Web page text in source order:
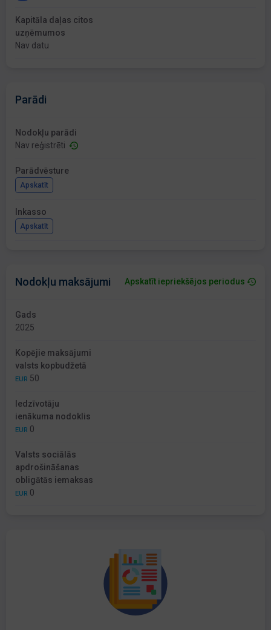
Kapitāla daļas citos
uzņēmumos
Nav datu
Parādi
Nodokļu parādi
Nav reģistrēti
Parādvēsture
Apskatīt
Inkasso
Apskatīt
Nodokļu maksājumi Apskatīt iepriekšējos periodus
Gads
2025
Kopējie maksājumi
valsts kopbudžetā
EUR 50
Iedzīvotāju
ienākuma nodoklis
EUR 0
Valsts sociālās
apdrošināšanas
obligātās iemaksas
EUR 0